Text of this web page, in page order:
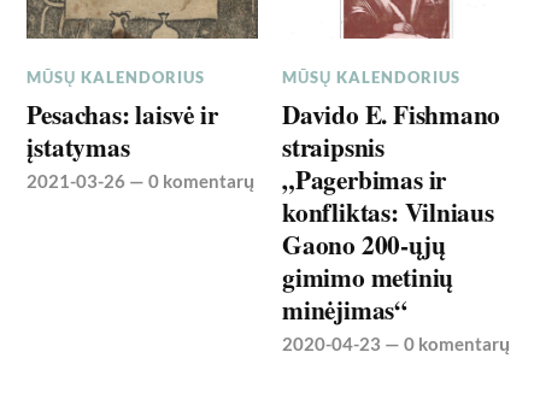
MŪSŲ KALENDORIUS
Pesachas: laisvė ir
įstatymas
2021-03-26 —0 komentarų
MŪSŲ KALENDORIUS
Davido E. Fishmano
straipsnis
„Pagerbimas ir
konfliktas: Vilniaus
Gaono 200-ųjų
gimimo metinių
minėjimas“
2020-04-23 —0 komentarų